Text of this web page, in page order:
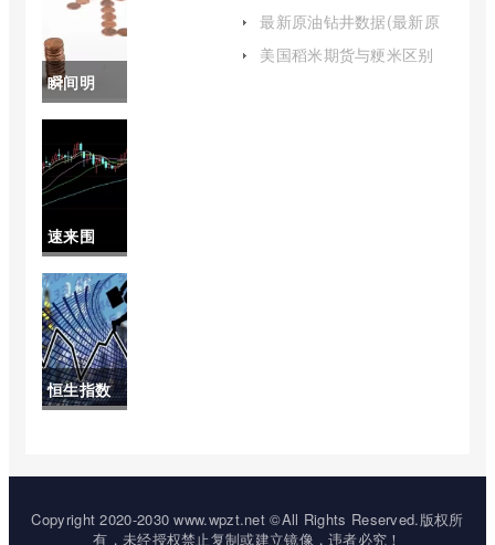
期货手续
费多少钱
(原油期货
一年移仓
手续费)
瞬间明
白！原油
期货合约
手续费
（提供高
质量的交
易服务和
风险管
速来围
观！恒指
成份股 变
动(恒指是
什么股组
恒生指数
念(恒生指
数是指什
(道指期货手续费是多少)
最新原油钻井数据(最新原
油钻井数据查询)
美国稻米期货与粳米区别
Copyright 2020-2030 www.wpzt.net ©All Rights Reserved.版权所
有，未经授权禁止复制或建立镜像，违者必究！